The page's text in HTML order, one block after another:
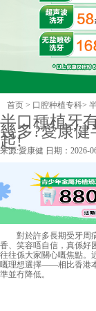
首页 > 口腔种植专科>
半口種植牙
幾多?愛康健
起!
来源:愛康健 日期：2026-
對於許多長期受牙周病
香、笑容唔自信，真係好
往往係大家關心嘅焦點。
嘅理想選擇——相比香港
準並冇降低。